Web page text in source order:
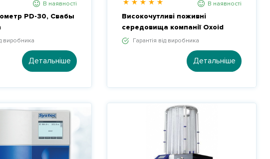
В наявності
PD-30, Свабы
виробника
Детальніше
В наявності
Високочутливі поживні
середовища компанії Oxoid
Гарантія від виробника
Детальніше